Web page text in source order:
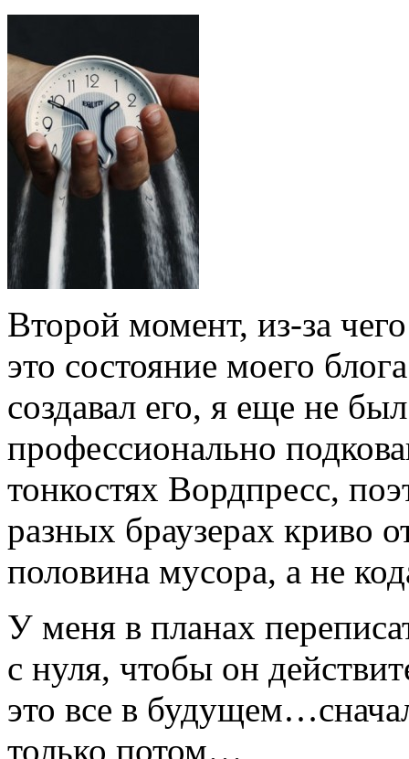
Второй момент, из-за
это состояние моего
создавал его, я еще не
профессионально
тонкостях Вордпресс,
разных браузерах криво
половина мусора, а не
У меня в планах
с нуля, чтобы он
это все в
только потом…